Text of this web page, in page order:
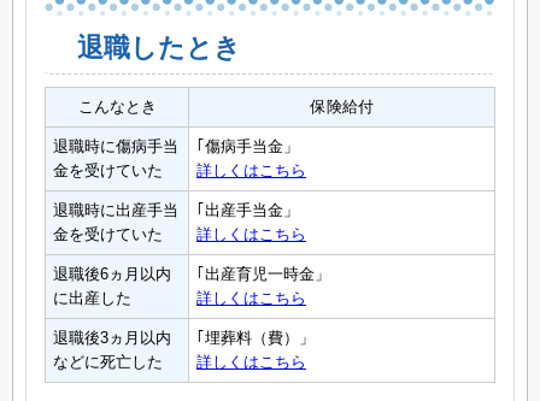
退職したとき
こんなとき 保険給付
退職時に傷病手当
金を受けていた
｢傷病手当金」
詳しくはこちら
退職時に出産手当
金を受けていた
｢出産手当金」
詳しくはこちら
退職後6ヵ月以内
に出産した
｢出産育児一時金」
詳しくはこちら
退職後3ヵ月以内
などに死亡した
｢埋葬料（費）」
詳しくはこちら